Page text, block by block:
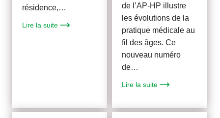
résidence,…
Lire la suite
de l’AP-HP illustre
les évolutions de la
pratique médicale au
fil des âges. Ce
nouveau numéro
de…
Lire la suite